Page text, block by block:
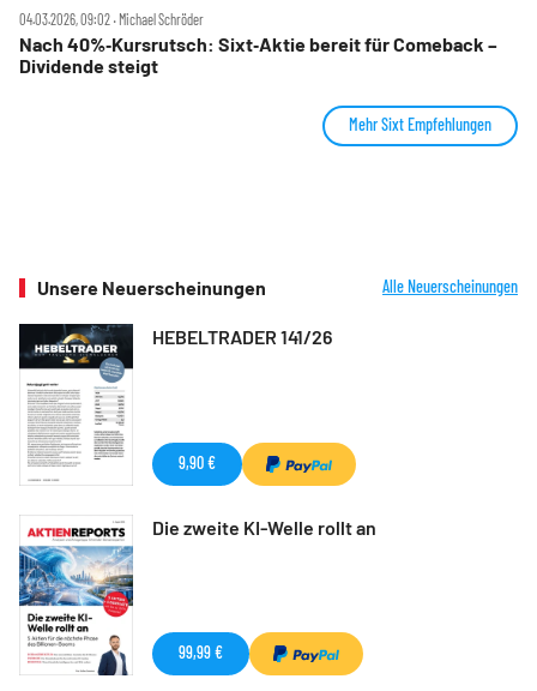
04.03.2026, 09:02 ‧ Michael Schröder
Nach 40%‑Kursrutsch: Sixt‑Aktie bereit für Comeback –
Dividende steigt
Mehr Sixt Empfehlungen
Unsere Neuerscheinungen Alle Neuerscheinungen
HEBELTRADER 141/26
9,90 €
Die zweite KI-Welle rollt an
99,99 €